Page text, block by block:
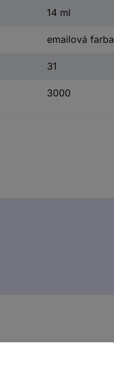
14 ml
emailová farba
31
3000